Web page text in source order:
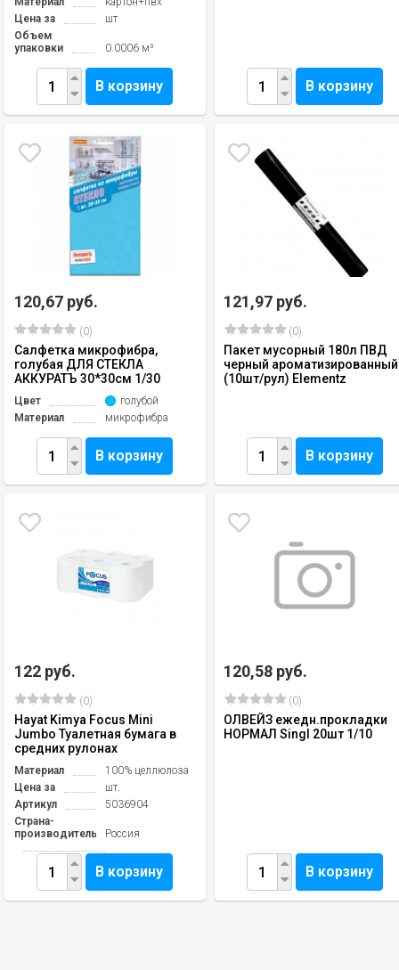
Цена за
шт
Объем
упаковки
0.0006 м³
В корзину В корзину
120,67 руб.
(0)
Салфетка микрофибра,
голубая ДЛЯ СТЕКЛА
АККУРАТЪ 30*30см 1/30
Цвет
голубой
Материал
микрофибра
В корзину
121,97 руб.
(0)
Пакет мусорный 180л ПВД
черный ароматизированный
(10шт/рул) Elementz
В корзину
122 руб.
(0)
Hayat Kimya Focus Mini
Jumbo Туалетная бумага в
средних рулонах
Материал
100% целлюлоза
Цена за
шт.
Артикул
5036904
Страна-
производитель
Россия
В корзину
120,58 руб.
(0)
ОЛВЕЙЗ ежедн.прокладки
НОРМАЛ Singl 20шт 1/10
В корзину